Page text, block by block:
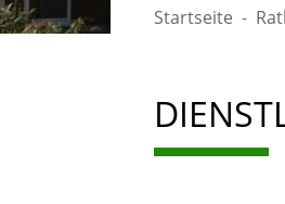
Startseite